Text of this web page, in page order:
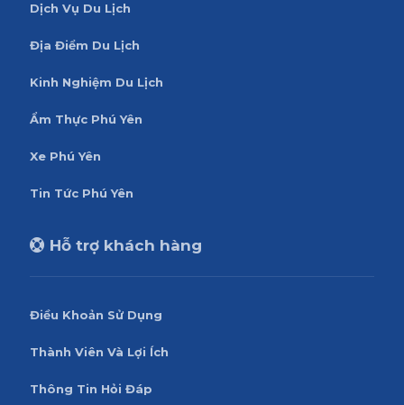
Dịch Vụ Du Lịch
Địa Điểm Du Lịch
Kinh Nghiệm Du Lịch
Ẩm Thực Phú Yên
Xe Phú Yên
Tin Tức Phú Yên
Hỗ trợ khách hàng
Điều Khoản Sử Dụng
Thành Viên Và Lợi Ích
Thông Tin Hỏi Đáp